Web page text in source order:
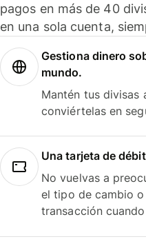
pagos en más de 40
en una sola cuenta,
Gestiona dinero
mundo.
Mantén tus divisas
conviértelas en
Una tarjeta de
No vuelvas a
el tipo de cambio
transacción